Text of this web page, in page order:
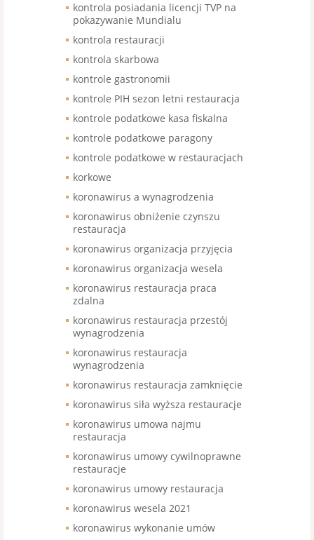
kontrola posiadania licencji TVP na
pokazywanie Mundialu
kontrola restauracji
kontrola skarbowa
kontrole gastronomii
kontrole PIH sezon letni restauracja
kontrole podatkowe kasa fiskalna
kontrole podatkowe paragony
kontrole podatkowe w restauracjach
korkowe
koronawirus a wynagrodzenia
koronawirus obniżenie czynszu
restauracja
koronawirus organizacja przyjęcia
koronawirus organizacja wesela
koronawirus restauracja praca
zdalna
koronawirus restauracja przestój
wynagrodzenia
koronawirus restauracja
wynagrodzenia
koronawirus restauracja zamknięcie
koronawirus siła wyższa restauracje
koronawirus umowa najmu
restauracja
koronawirus umowy cywilnoprawne
restauracje
koronawirus umowy restauracja
koronawirus wesela 2021
koronawirus wykonanie umów